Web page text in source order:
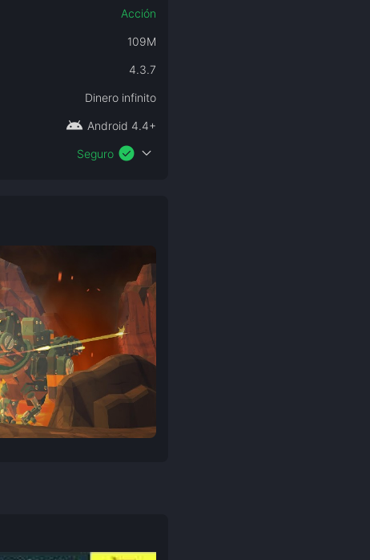
Acción
109M
4.3.7
Dinero infinito
android Android 4.4+
Seguro check_circle expand_more